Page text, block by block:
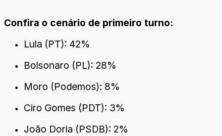
Confira o cenário de primeiro turno:
Lula (PT): 42%
Bolsonaro (PL): 28%
Moro (Podemos): 8%
Ciro Gomes (PDT): 3%
João Doria (PSDB): 2%